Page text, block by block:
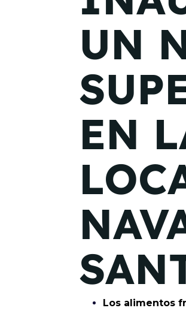
UN
EN
Los alimentos